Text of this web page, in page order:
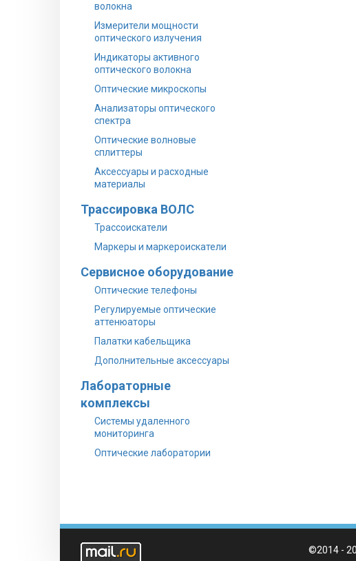
волокна
Измерители мощности
оптического излучения
Индикаторы активного
оптического волокна
Оптические микроскопы
Анализаторы оптического
спектра
Оптические волновые
сплиттеры
Аксессуары и расходные
материалы
Трассировка ВОЛС
Трассоискатели
Маркеры и маркероискатели
Сервисное оборудование
Оптические телефоны
Регулируемые оптические
аттенюаторы
Палатки кабельщика
Дополнительные аксессуары
Лабораторные
комплексы
Системы удаленного
мониторинга
Оптические лаборатории
©2014 -